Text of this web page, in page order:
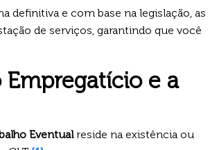
definitiva e com base na legislação, as
de serviços, garantindo que você
e a
Eventualreside na existência ou